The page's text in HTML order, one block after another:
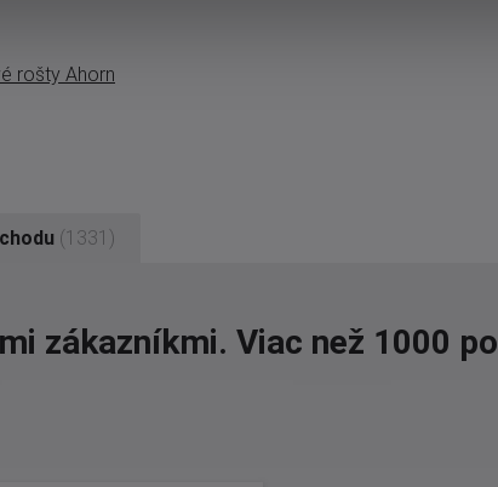
rošty Ahorn
(1331)
zákazníkmi. Viac než 1000